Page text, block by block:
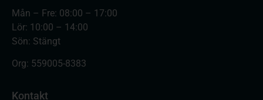
Mån – Fre: 08:00 – 17:00
Lör: 10:00 – 14:00
Sön: Stängt
Org: 559005-8383
Kontakt